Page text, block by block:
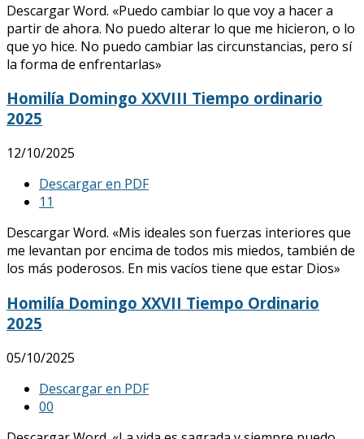
Descargar Word. «Puedo cambiar lo que voy a hacer a
partir de ahora. No puedo alterar lo que me hicieron, o lo
que yo hice. No puedo cambiar las circunstancias, pero sí
la forma de enfrentarlas»
Homilía Domingo XXVIII Tiempo ordinario
2025
12/10/2025
Descargar en PDF
1 1
Descargar Word. «Mis ideales son fuerzas interiores que
me levantan por encima de todos mis miedos, también de
los más poderosos. En mis vacíos tiene que estar Dios»
Homilía Domingo XXVII Tiempo Ordinario
2025
05/10/2025
Descargar en PDF
00